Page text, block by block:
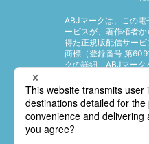
ABJマークは、この
ービスが、著作権者
得た正規版配信サー
商標（登録番号 第
クの詳細、ABJマーク